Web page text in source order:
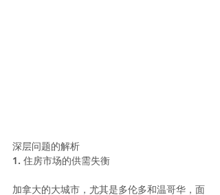
深层问题的解析
1. 住房市场的供需失衡
加拿大的大城市，尤其是多伦多和温哥华，面